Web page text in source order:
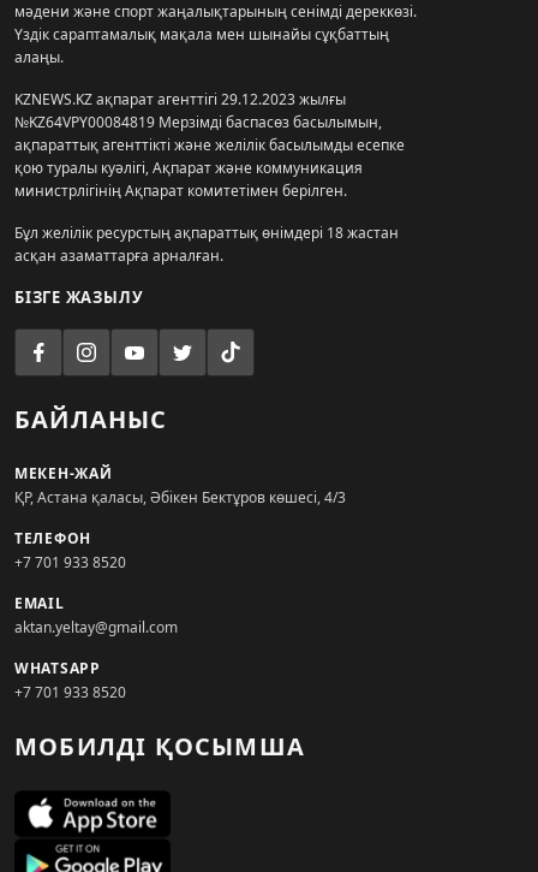
мәдени және спорт жаңалықтарының сенімді дереккөзі.
Үздік сараптамалық мақала мен шынайы сұқбаттың
алаңы.
KZNEWS.KZ ақпарат агенттігі 29.12.2023 жылғы
№KZ64VPY00084819 Мерзімді баспасөз басылымын,
ақпараттық агенттікті және желілік басылымды есепке
қою туралы куәлігі, Ақпарат және коммуникация
министрлігінің Ақпарат комитетімен берілген.
Бұл желілік ресурстың ақпараттық өнімдері 18 жастан
асқан азаматтарға арналған.
БІЗГЕ ЖАЗЫЛУ
БАЙЛАНЫС
МЕКЕН-ЖАЙ
ҚР, Астана қаласы, Әбікен Бектұров көшесі, 4/3
ТЕЛЕФОН
+7 701 933 8520
EMAIL
aktan.yeltay@gmail.com
WHATSAPP
+7 701 933 8520
МОБИЛДІ ҚОСЫМША